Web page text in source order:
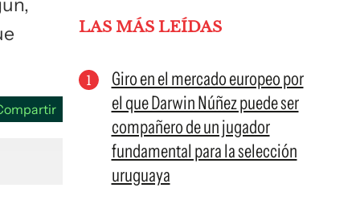
LAS MÁS LEÍDAS
Giro en el mercado europeo por
el que Darwin Núñez puede ser
compañero de un jugador
fundamental para la selección
uruguaya